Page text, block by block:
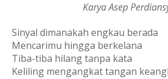
Karya Asep
Sinyal dimanakah engkau berada
Mencarimu hingga berkelana
Tiba-tiba hilang tanpa kata
Keliling mengangkat tangan